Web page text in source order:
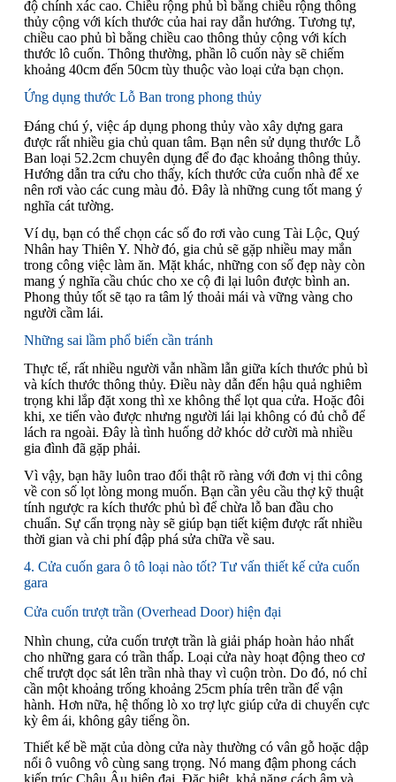
độ chính xác cao. Chiều rộng phủ bì bằng chiều rộng thông
thủy cộng với kích thước của hai ray dẫn hướng. Tương tự,
chiều cao phủ bì bằng chiều cao thông thủy cộng với kích
thước lô cuốn. Thông thường, phần lô cuốn này sẽ chiếm
khoảng 40cm đến 50cm tùy thuộc vào loại cửa bạn chọn.
Ứng dụng thước Lỗ Ban trong phong thủy
Đáng chú ý, việc áp dụng phong thủy vào xây dựng gara
được rất nhiều gia chủ quan tâm. Bạn nên sử dụng thước Lỗ
Ban loại 52.2cm chuyên dụng để đo đạc khoảng thông thủy.
Hướng dẫn tra cứu cho thấy, kích thước cửa cuốn nhà để xe
nên rơi vào các cung màu đỏ. Đây là những cung tốt mang ý
nghĩa cát tường.
Ví dụ, bạn có thể chọn các số đo rơi vào cung Tài Lộc, Quý
Nhân hay Thiên Y. Nhờ đó, gia chủ sẽ gặp nhiều may mắn
trong công việc làm ăn. Mặt khác, những con số đẹp này còn
mang ý nghĩa cầu chúc cho xe cộ đi lại luôn được bình an.
Phong thủy tốt sẽ tạo ra tâm lý thoải mái và vững vàng cho
người cầm lái.
Những sai lầm phổ biến cần tránh
Thực tế, rất nhiều người vẫn nhầm lẫn giữa kích thước phủ bì
và kích thước thông thủy. Điều này dẫn đến hậu quả nghiêm
trọng khi lắp đặt xong thì xe không thể lọt qua cửa. Hoặc đôi
khi, xe tiến vào được nhưng người lái lại không có đủ chỗ để
lách ra ngoài. Đây là tình huống dở khóc dở cười mà nhiều
gia đình đã gặp phải.
Vì vậy, bạn hãy luôn trao đổi thật rõ ràng với đơn vị thi công
về con số lọt lòng mong muốn. Bạn cần yêu cầu thợ kỹ thuật
tính ngược ra kích thước phủ bì để chừa lỗ ban đầu cho
chuẩn. Sự cẩn trọng này sẽ giúp bạn tiết kiệm được rất nhiều
thời gian và chi phí đập phá sửa chữa về sau.
4. Cửa cuốn gara ô tô loại nào tốt? Tư vấn thiết kế cửa cuốn
gara
Cửa cuốn trượt trần (Overhead Door) hiện đại
Nhìn chung, cửa cuốn trượt trần là giải pháp hoàn hảo nhất
cho những gara có trần thấp. Loại cửa này hoạt động theo cơ
chế trượt dọc sát lên trần nhà thay vì cuộn tròn. Do đó, nó chỉ
cần một khoảng trống khoảng 25cm phía trên trần để vận
hành. Hơn nữa, hệ thống lò xo trợ lực giúp cửa di chuyển cực
kỳ êm ái, không gây tiếng ồn.
Thiết kế bề mặt của dòng cửa này thường có vân gỗ hoặc dập
nổi ô vuông vô cùng sang trọng. Nó mang đậm phong cách